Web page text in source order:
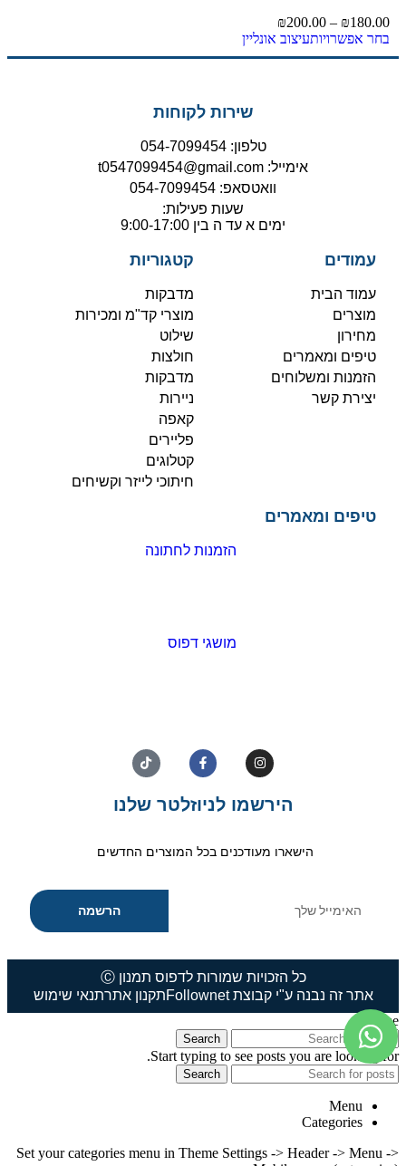
₪180.00
–
₪200.00
בחר אפשרויותעיצוב אונליין
שירות לקוחות
טלפון: 054-7099454
אימייל: t0547099454@gmail.com
וואטסאפ: 054-7099454
שעות פעילות:
ימים א עד ה בין 9:00-17:00
עמודים
עמוד הבית
מוצרים
מחירון
טיפים ומאמרים
הזמנות ומשלוחים
יצירת קשר
קטגוריות
מדבקות
מוצרי קד"מ ומכירות
שילוט
חולצות
מדבקות
ניירות
קאפה
פליירים
קטלוגים
חיתוכי לייזר וקשיחים
טיפים ומאמרים
הזמנות לחתונה
מושגי דפוס
הירשמו לניוזלטר שלנו
הישארו מעודכנים בכל המוצרים החדשים
הרשמה
כל הזכויות שמורות לדפוס תמנון Ⓒ
אתר זה נבנה ע"י קבוצת Follownet
תקנון אתרתנאי שימוש
close
Search
Start typing to see posts you are looking for.
Search
Menu
Categories
Set your categories menu in Theme Settings -> Header -> Menu ->